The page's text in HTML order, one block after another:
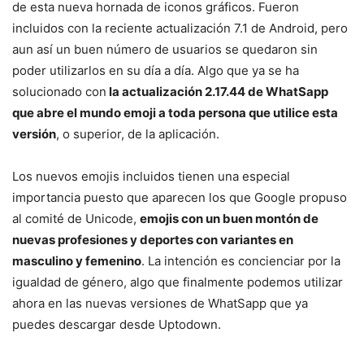
de esta nueva hornada de iconos gráficos. Fueron
incluidos con la reciente actualización 7.1 de Android, pero
aun así un buen número de usuarios se quedaron sin
poder utilizarlos en su día a día. Algo que ya se ha
solucionado con la actualización 2.17.44 de WhatSapp
que abre el mundo emoji a toda persona que utilice esta
versión, o superior, de la aplicación.
Los nuevos emojis incluidos tienen una especial
importancia puesto que aparecen los que Google propuso
al comité de Unicode, emojis con un buen montón de
nuevas profesiones y deportes con variantes en
masculino y femenino. La intención es concienciar por la
igualdad de género, algo que finalmente podemos utilizar
ahora en las nuevas versiones de WhatSapp que ya
puedes descargar desde Uptodown.